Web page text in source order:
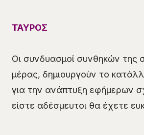
ΤΑΥΡΟΣ
Οι συνδυασμοί συνθηκών της
μέρας, δημιουργούν το
για την ανάπτυξη εφήμερων
είστε αδέσμευτοι θα έχετε